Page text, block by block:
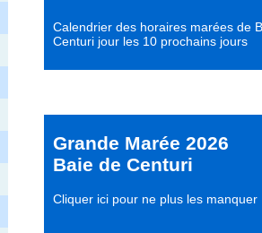
Calendrier des horaires marées de
Centuri jour les 10 prochains jours
Grande Marée 2026
Baie de Centuri
Cliquer ici pour ne plus les manquer